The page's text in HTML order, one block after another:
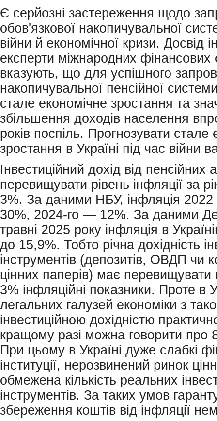
Є серйозні застереження щодо
обов'язкової накопичувальної
війни й економічної кризи. Досвід
експерти міжнародних фінансових
вказують, що для успішного
накопичувальної пенсійної системи
стале економічне зростання та
збільшення доходів населення
років поспіль. Прогнозувати стале
зростання в Україні під час війни
Інвестиційний дохід від пенсійних
перевищувати рівень інфляції за
3%. За даними НБУ, інфляція 2022
30%, 2024-го — 12%. За даними
травні 2025 року інфляція в
до 15,9%. Тобто річна дохідність
інструментів (депозитів, ОВДП чи
цінних паперів) має перевищувати
3% інфляційні показники. Проте в
легальних галузей економіки з
інвестиційною дохідністю
кращому разі можна говорити про
При цьому в Україні дуже слабкі
інституції, нерозвинений ринок
обмежена кількість реальних
інструментів. За таких умов
збереження коштів від інфляції